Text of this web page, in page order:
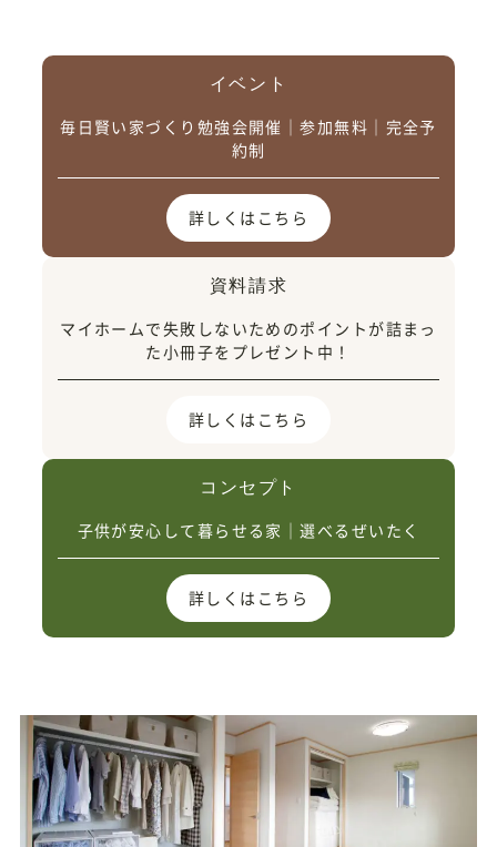
イベント
毎日賢い家づくり勉強会開催｜参加無料｜完全予
約制
詳しくはこちら
資料請求
マイホームで失敗しないためのポイントが詰まっ
た小冊子をプレゼント中！
詳しくはこちら
コンセプト
子供が安心して暮らせる家｜選べるぜいたく
詳しくはこちら